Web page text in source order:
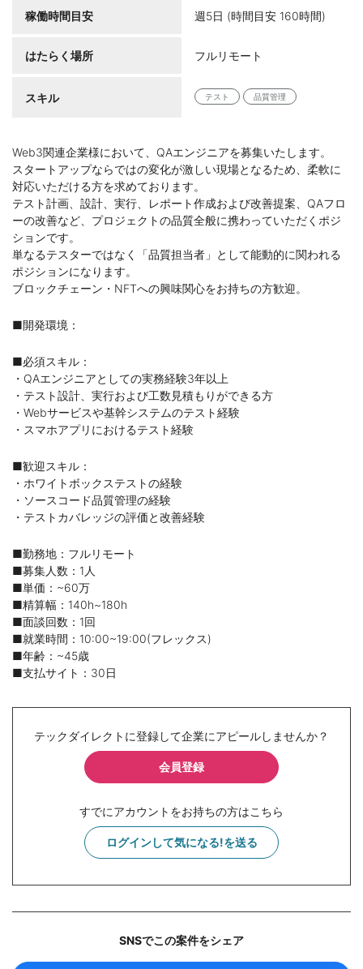
稼働時間目安 週5日 (時間目安 160時間)
はたらく場所 フルリモート
スキル テスト 品質管理
Web3関連企業様において、QAエンジニアを募集いたします。
スタートアップならではの変化が激しい現場となるため、柔軟に
対応いただける方を求めております。
テスト計画、設計、実行、レポート作成および改善提案、QAフロ
ーの改善など、プロジェクトの品質全般に携わっていただくポジ
ションです。
単なるテスターではなく「品質担当者」として能動的に関われる
ポジションになります。
ブロックチェーン・NFTへの興味関心をお持ちの方歓迎。
■開発環境：
■必須スキル：
・QAエンジニアとしての実務経験3年以上
・テスト設計、実行および工数見積もりができる方
・Webサービスや基幹システムのテスト経験
・スマホアプリにおけるテスト経験
■歓迎スキル：
・ホワイトボックステストの経験
・ソースコード品質管理の経験
・テストカバレッジの評価と改善経験
■勤務地：フルリモート
■募集人数：1人
■単価：~60万
■精算幅：140h~180h
■面談回数：1回
■就業時間：10:00~19:00(フレックス)
■年齢：~45歳
■支払サイト：30日
テックダイレクトに登録して企業にアピールしませんか？
会員登録
すでにアカウントをお持ちの方はこちら
ログインして気になる!を送る
SNSでこの案件をシェア